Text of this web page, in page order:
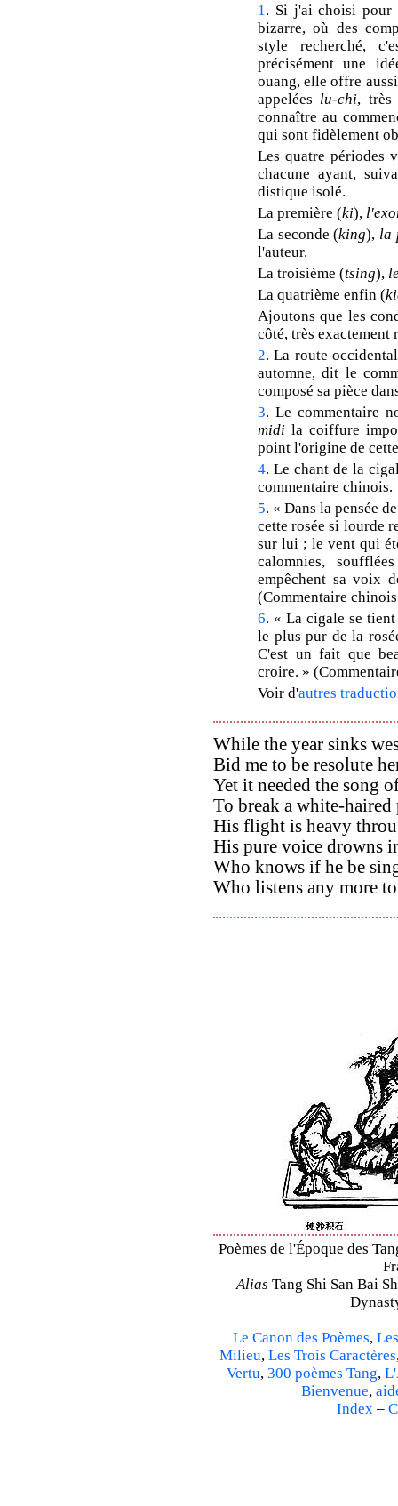
1. Si j'ai choisi pour
bizarre, où des
style recherché,
précisément une
ouang, elle offre
appelées lu-chi, très
connaître au
qui sont fidèlement
Les quatre périodes
chacune ayant,
distique isolé.
La première (ki),
La seconde (king), la
l'auteur.
La troisième (tsing),
La quatrième enfin (
Ajoutons que les
côté, très exactement
2. La route
automne, dit le
composé sa pièce
3. Le commentaire
midi la coiffure
point l'origine de
4. Le chant de la
commentaire chinois.
5. « Dans la pensée
cette rosée si lourde
sur lui ; le vent qui
calomnies,
empêchent sa voix
(Commentaire
6. « La cigale se
le plus pur de la
C'est un fait que
croire. »
Voir d'autres
While the year sinks
Bid me to be resolute
Yet it needed the song
To break a white-haired
His flight is heavy
His pure voice drowns
Who knows if he be
Who listens any more
Poèmes de l'Époque des
Alias Tang Shi San Bai
Le Canon des Poèmes,
Milieu, Les Trois Caractères
Vertu, 300 poèmes Tang,
Bienvenue,
Index –